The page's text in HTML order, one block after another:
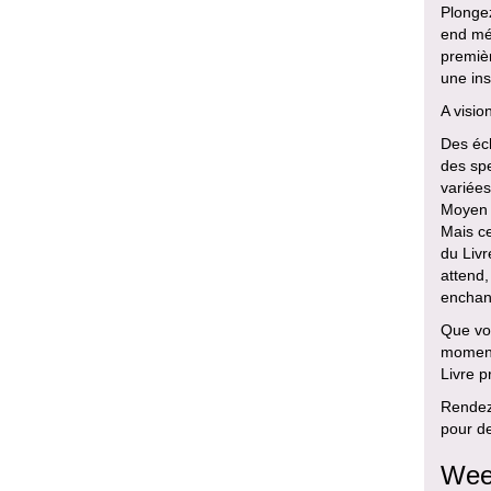
end
une
A
Des
des
Mais
du
Que
Livre
pour